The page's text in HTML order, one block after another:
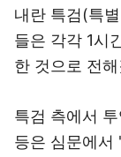
내란 특검(특
들은 각각 1시
한 것으로 전
특검 측에서
등은 심문에서